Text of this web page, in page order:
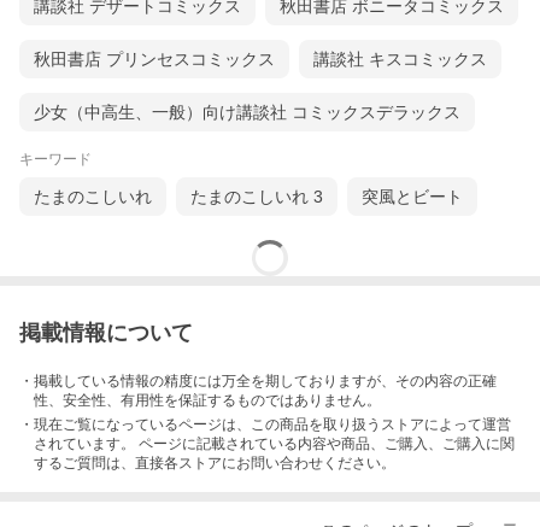
講談社 デザートコミックス 秋田書店 ボニータコミックス
秋田書店 プリンセスコミックス 講談社 キスコミックス
少女（中高生、一般）向け講談社 コミックスデラックス
キーワード
たまのこしいれ たまのこしいれ 3 突風とビート
掲載情報について
・掲載している情報の精度には万全を期しておりますが、その内容の正確
性、安全性、有用性を保証するものではありません。
・現在ご覧になっているページは、この商品を取り扱うストアによって運営
されています。 ページに記載されている内容や商品、ご購入 、ご購入に関
するご質問は、直接各ストアにお問い合わせください。